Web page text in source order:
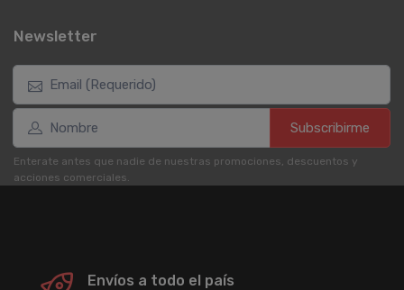
Newsletter
Subscribirme
Enterate antes que nadie de nuestras promociones, descuentos y
acciones comerciales.
Envíos a todo el país